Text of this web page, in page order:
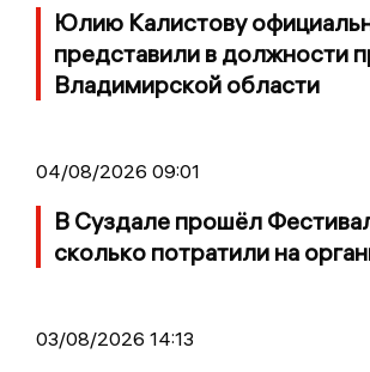
Юлию Калистову
представили в должности
Владимирской области
04/08/2026 09:01
В Суздале прошёл
сколько потратили на
03/08/2026 14:13